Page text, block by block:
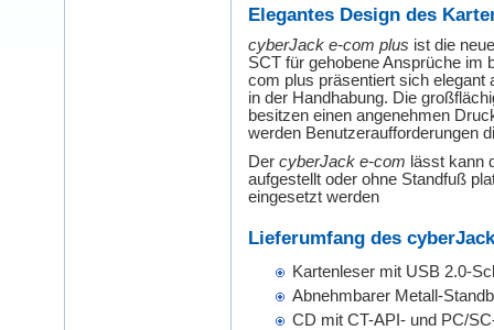
Elegantes Design des
cyberJack e-com plus ist die
SCT für gehobene Ansprüche im
com plus präsentiert sich elegant
in der Handhabung. Die
besitzen einen angenehmen
werden Benutzeraufforderungen
Der cyberJack e-com lässt kann
aufgestellt oder ohne Standfuß
eingesetzt werden
Lieferumfang des
Kartenleser mit USB 2.0-
Abnehmbarer Metall-
CD mit CT-API- und PC/